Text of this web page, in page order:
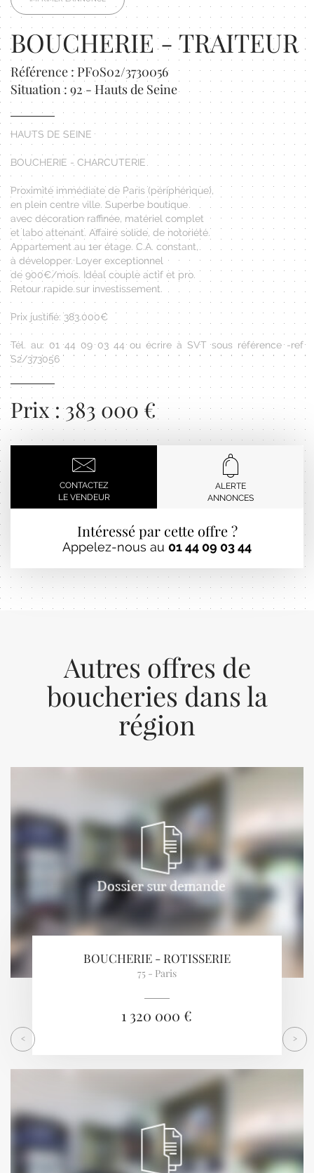
BOUCHERIE - TRAITEUR
Référence : PF0S02/3730056
Situation : 92 - Hauts de Seine
HAUTS DE SEINE
BOUCHERIE - CHARCUTERIE
Proximité immédiate de Paris (périphérique),
en plein centre ville. Superbe boutique
avec décoration raffinée, matériel complet
et labo attenant. Affaire solide, de notoriété.
Appartement au 1er étage. C.A. constant,
à développer. Loyer exceptionnel
de 900€/mois. Idéal couple actif et pro.
Retour rapide sur investissement.
Prix justifié: 383.000€
Tél. au: 01 44 09 03 44 ou écrire à SVT sous référence -ref
S2/373056
Prix : 383 000 €
CONTACTEZ
LE VENDEUR
ALERTE
ANNONCES
Intéressé par cette offre ?
Appelez-nous au 01 44 09 03 44
Autres offres de
boucheries dans la
région
BOUCHERIE - ROTISSERIE
75 - Paris
1 320 000 €
< >